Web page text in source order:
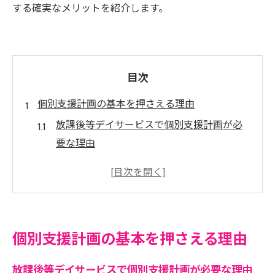
する確実なメリットを紹介します。
目次
個別支援計画の基本を押さえる理由
放課後等デイサービスで個別支援計画が必
要な理由
個別支援計画は誰が作るべきか明確に理解
個別支援計画書の基本構成とポイント解説
放課後等デイサービスの効果的な運用準備
個別支援計画の基本を押さえる理由